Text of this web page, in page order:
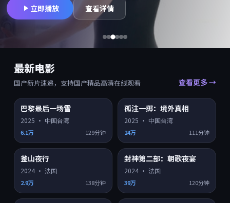
高清在线观看，同类型爱情国产片持续更新。摄影与配乐备受好评，
适合喜欢院线质感的观众。
立即播放 查看详情
最新电影
国产新片速递，支持国产精品高清在线观看 查看更多 →
7.9
巴黎最后一场雪
2025 · 中国台湾
6.1万 129分钟
7.5
孤注一掷：境外真相
2025 · 中国台湾
24万 111分钟
7.4
釜山夜行
2024· 法国
2.9万 138分钟
7.0
封神第二部：朝歌夜宴
2024· 法国
39万 120分钟